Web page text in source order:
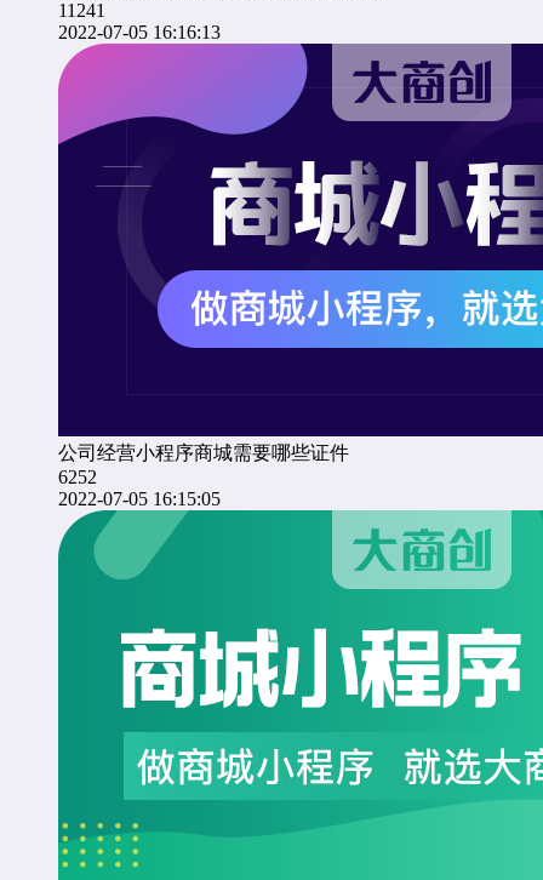
11241
2022-07-05 16:16:13
公司经营小程序商城需要哪些证件
6252
2022-07-05 16:15:05